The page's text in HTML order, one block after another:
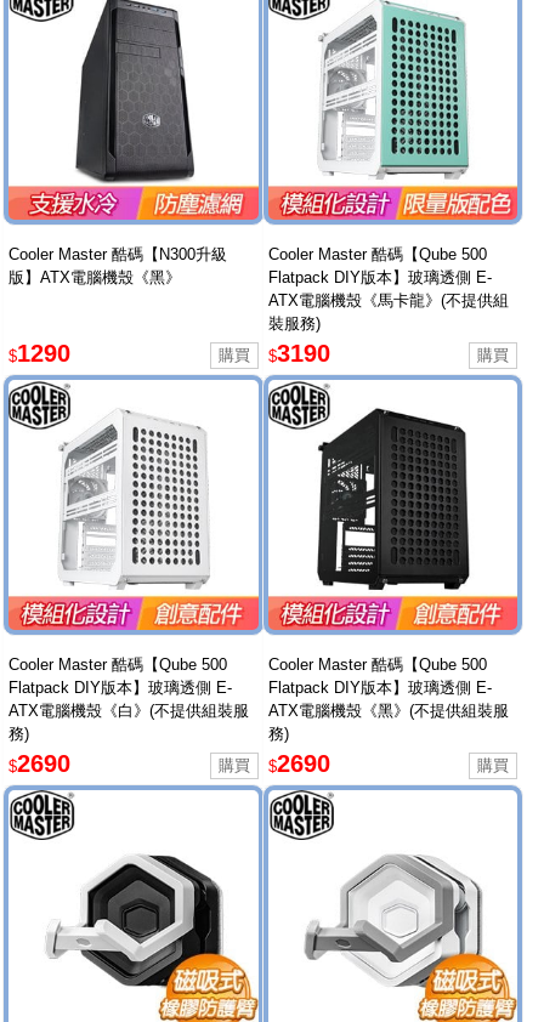
Cooler Master 酷碼【N300升級
版】ATX電腦機殼《黑》
$1290
Cooler Master 酷碼【Qube 500
Flatpack DIY版本】玻璃透側 E-
ATX電腦機殼《馬卡龍》(不提供組
裝服務)
$3190
Cooler Master 酷碼【Qube 500
Flatpack DIY版本】玻璃透側 E-
ATX電腦機殼《白》(不提供組裝服
務)
$2690
Cooler Master 酷碼【Qube 500
Flatpack DIY版本】玻璃透側 E-
ATX電腦機殼《黑》(不提供組裝服
務)
$2690